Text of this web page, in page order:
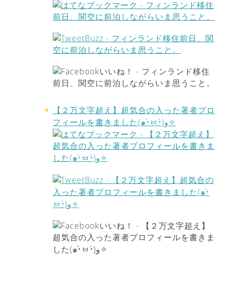
【２万文字超え】超気合の入った著者プロ
フィールを書きました(๑•̀ㅂ•́)و✧